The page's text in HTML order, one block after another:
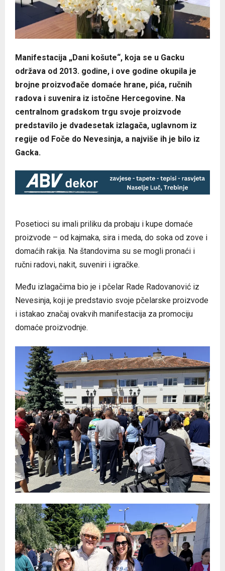
Manifestacija „Dani košute“, koja se u Gacku
održava od 2013. godine, i ove godine okupila je
brojne proizvođače domaće hrane, pića, ručnih
radova i suvenira iz istočne Hercegovine. Na
centralnom gradskom trgu svoje proizvode
predstavilo je dvadesetak izlagača, uglavnom iz
regije od Foče do Nevesinja, a najviše ih je bilo iz
Gacka.
Posetioci su imali priliku da probaju i kupe domaće
proizvode – od kajmaka, sira i meda, do soka od zove i
domaćih rakija. Na štandovima su se mogli pronaći i
ručni radovi, nakit, suveniri i igračke.
Među izlagačima bio je i pčelar Rade Radovanović iz
Nevesinja, koji je predstavio svoje pčelarske proizvode
i istakao značaj ovakvih manifestacija za promociju
domaće proizvodnje.